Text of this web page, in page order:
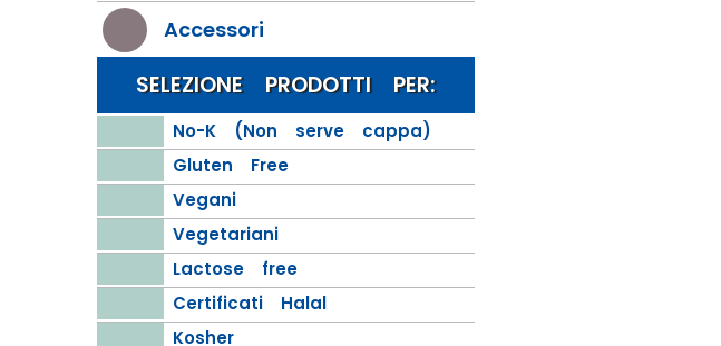
Accessori
SELEZIONE PRODOTTI PER:
No-K (Non serve cappa)
Gluten Free
Vegani
Vegetariani
Lactose free
Certificati Halal
Kosher